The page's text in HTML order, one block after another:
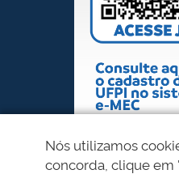
Nós utilizamos
concorda, clique em